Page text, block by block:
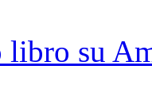
libro su